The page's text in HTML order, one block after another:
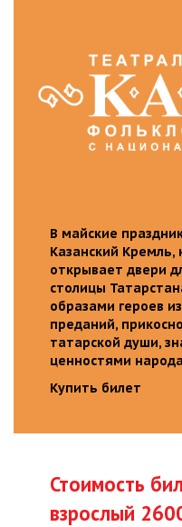
В майские
Казанский
открывает двери
столицы
образами героев
преданий,
татарской души,
ценностями
Купить билет
Стоимость
взрослый